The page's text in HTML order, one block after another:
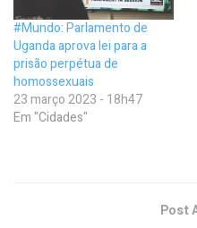
#Mundo: Parlamento de
Uganda aprova lei para a
prisão perpétua de
homossexuais
23 março 2023 - 18h47
Em "Cidades"
Post